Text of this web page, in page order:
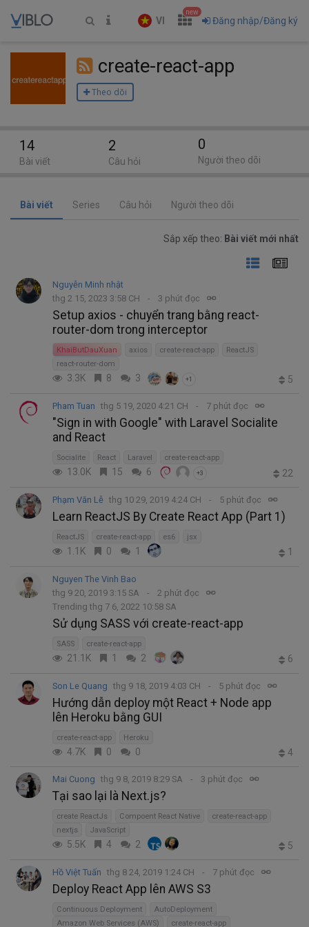
VI
new
Đăng nhập/Đăng ký
create-react-app
Theo dõi
Bài viết Series Câu hỏi Người theo dõi
Sắp xếp theo: Bài viết mới nhất
Nguyễn Minh nhật
thg 2 15, 2023 3:58 CH
3 phút đọc
Setup axios - chuyển trang bằng react-
router-dom trong interceptor
KhaiButDauXuan axios create-react-app
ReactJS
react-router-dom
3.3K 8 3 +1 5
Pham Tuan thg 5 19, 2020 4:21 CH 7 phút đọc
"Sign in with Google" with Laravel Socialite
and React
Socialite React Laravel create-react-app
13.0K 15 6 +3 22
Phạm Văn Lễ thg 10 29, 2019 4:24 CH 5 phút đọc
Learn ReactJS By Create React App (Part 1)
ReactJS create-react-app es6 jsx
1.1K 0 1 1
Nguyen The Vinh Bao
thg 9 20, 2019 3:15 SA
2 phút đọc
Trending thg 7 6, 2022 10:58 SA
Sử dụng SASS với create-react-app
SASS create-react-app
21.1K 1 2 6
Son Le Quang thg 9 18, 2019 4:03 CH 5 phút đọc
Hướng dẫn deploy một React + Node app
lên Heroku bằng GUI
create-react-app Heroku
4.7K 0 0 4
Mai Cuong thg 9 8, 2019 8:29 SA 3 phút đọc
Tại sao lại là Next.js?
create ReactJs Compoent React Native
create-react-app
nextjs
JavaScript
5.5K 4 2 5
Hồ Việt Tuấn thg 8 24, 2019 1:24 CH 7 phút đọc
Deploy React App lên AWS S3
Continuous Deployment
AutoDeployment
Amazon Web Services (AWS)
create-react-app
14
Bài viết
2
Câu hỏi
0
Người theo dõi